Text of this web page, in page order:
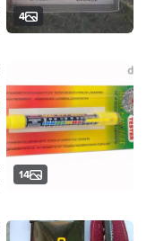
4
14